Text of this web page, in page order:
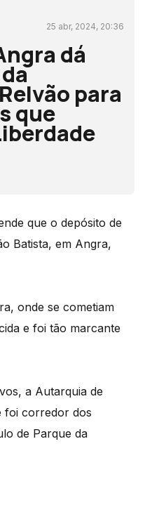
25 abr, 2024, 20:36
dá
para
que
que o depósito de
Batista, em Angra,
onde se cometiam
e foi tão marcante
a Autarquia de
foi corredor dos
de Parque da